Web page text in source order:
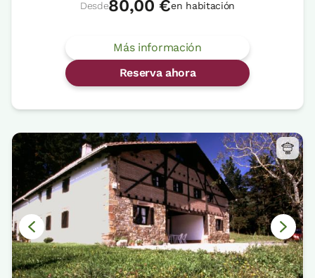
Desde80,00 €en habitación
Más información
Reserva ahora